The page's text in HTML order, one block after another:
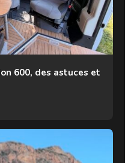
600, des astuces et